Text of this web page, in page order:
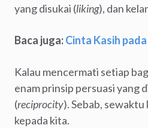
yang disukai (liking), dan
Baca juga:Cinta Kasih
Kalau mencermati setiap
enam prinsip persuasi yang
(reciprocity). Sebab,
kepada kita.